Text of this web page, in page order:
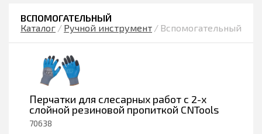
ВСПОМОГАТЕЛЬНЫЙ
Каталог / Ручной инструмент / Вспомогательный
Перчатки для слесарных работ с 2-х
слойной резиновой пропиткой CNTools
70638